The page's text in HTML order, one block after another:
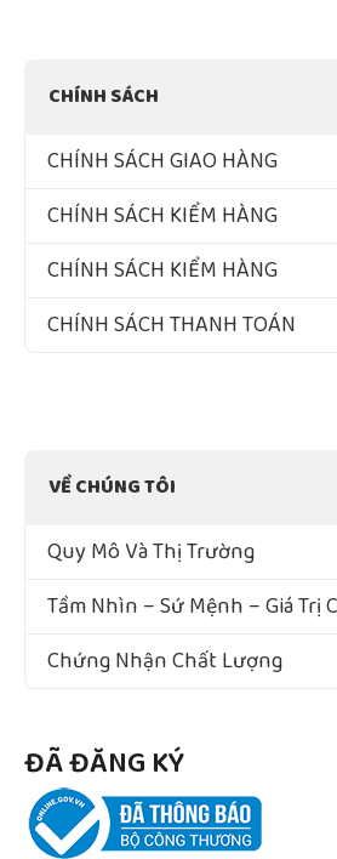
CHÍNH SÁCH
CHÍNH SÁCH GIAO HÀNG
CHÍNH SÁCH KIỂM HÀNG
CHÍNH SÁCH KIỂM HÀNG
CHÍNH SÁCH THANH TOÁN
VỀ CHÚNG TÔI
Quy Mô Và Thị Trường
Tầm Nhìn – Sứ Mệnh – Giá Trị
Chứng Nhận Chất Lượng
ĐÃ ĐĂNG KÝ